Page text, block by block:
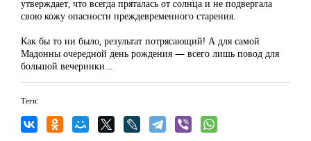
утверждает, что всегда пряталась от солнца и не подвергала
свою кожу опасности преждевременного старения.
Как бы то ни было, результат потрясающий! А для самой
Мадонны очередной день рождения — всего лишь повод для
большой вечеринки…
Теги: